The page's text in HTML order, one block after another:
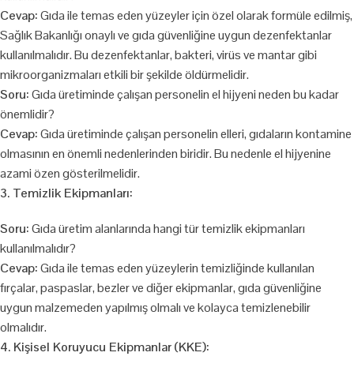
Cevap:Gıda ile temas eden yüzeyler için özel olarak formüle edilmiş,
Sağlık Bakanlığı onaylı ve gıda güvenliğine uygun dezenfektanlar
kullanılmalıdır. Bu dezenfektanlar, bakteri, virüs ve mantar gibi
mikroorganizmaları etkili bir şekilde öldürmelidir.
Soru:Gıda üretiminde çalışan personelin el hijyeni neden bu kadar
önemlidir?
Cevap:Gıda üretiminde çalışan personelin elleri, gıdaların kontamine
olmasının en önemli nedenlerinden biridir. Bu nedenle el hijyenine
azami özen gösterilmelidir.
3. Temizlik Ekipmanları:
Soru:Gıda üretim alanlarında hangi tür temizlik ekipmanları
kullanılmalıdır?
Cevap:Gıda ile temas eden yüzeylerin temizliğinde kullanılan
fırçalar, paspaslar, bezler ve diğer ekipmanlar, gıda güvenliğine
uygun malzemeden yapılmış olmalı ve kolayca temizlenebilir
olmalıdır.
4. Kişisel Koruyucu Ekipmanlar (KKE):